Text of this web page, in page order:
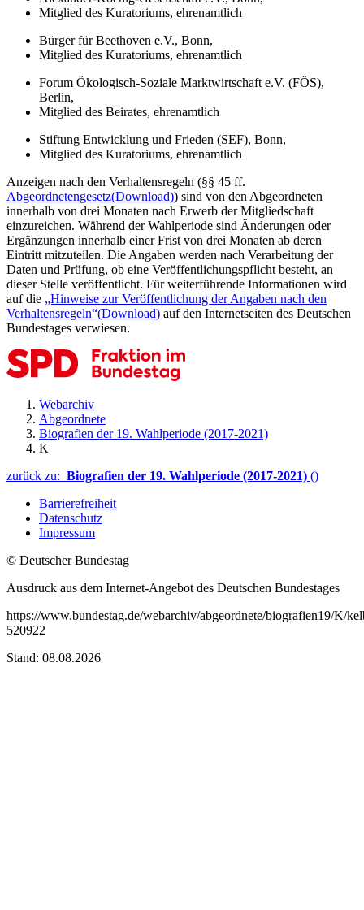
Mitglied des Kuratoriums, ehrenamtlich
Bürger für Beethoven e.V., Bonn,
Mitglied des Kuratoriums, ehrenamtlich
Forum Ökologisch-Soziale Marktwirtschaft e.V. (FÖS),
Berlin,
Mitglied des Beirates, ehrenamtlich
Stiftung Entwicklung und Frieden (SEF), Bonn,
Mitglied des Kuratoriums, ehrenamtlich
Anzeigen nach den Verhaltensregeln (§§ 45 ff.
Abgeordnetengesetz(Download)) sind von den Abgeordneten
innerhalb von drei Monaten nach Erwerb der Mitgliedschaft
einzureichen. Während der Wahlperiode sind Änderungen oder
Ergänzungen innerhalb einer Frist von drei Monaten ab deren
Eintritt mitzuteilen. Die Angaben werden nach Verarbeitung der
Daten und Prüfung, ob eine Veröffentlichungspflicht besteht, an
dieser Stelle veröffentlicht. Für weiterführende Informationen wird
auf die „Hinweise zur Veröffentlichung der Angaben nach den
Verhaltensregeln“(Download) auf den Internetseiten des Deutschen
Bundestages verwiesen.
Webarchiv
Abgeordnete
Biografien der 19. Wahlperiode (2017-2021)
K
zurück zu: Biografien der 19. Wahlperiode (2017-2021) ()
Barrierefreiheit
Datenschutz
Impressum
© Deutscher Bundestag
Ausdruck aus dem Internet-Angebot des Deutschen Bundestages
https://www.bundestag.de/webarchiv/abgeordnete/biografien19/K/
520922
Stand: 08.08.2026